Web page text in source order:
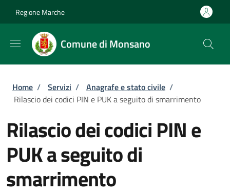
Regione Marche
Comune di Monsano
Briciole di pane
Home / Servizi / Anagrafe e stato civile /
Rilascio dei codici PIN e PUK a seguito di smarrimento
Rilascio dei codici PIN e
PUK a seguito di
smarrimento